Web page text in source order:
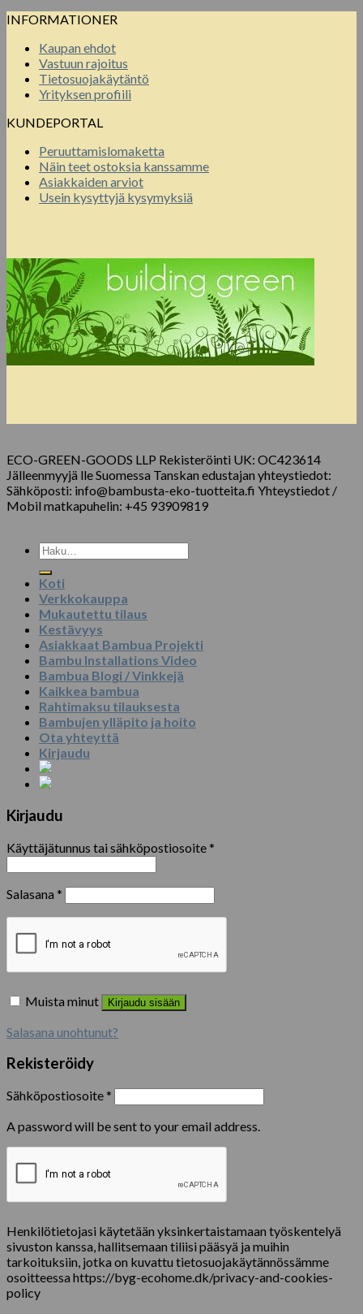
INFORMATIONER
Kaupan ehdot
Vastuun rajoitus
Tietosuojakäytäntö
Yrityksen profiili
KUNDEPORTAL
Peruuttamislomaketta
Näin teet ostoksia kanssamme
Asiakkaiden arviot
Usein kysyttyjä kysymyksiä
ECO-GREEN-GOODS LLP Rekisteröinti UK: OC423614
Jälleenmyyjä lle Suomessa Tanskan edustajan yhteystiedot:
Sähköposti: info@bambusta-eko-tuotteita.fi Yhteystiedot /
Mobil matkapuhelin: +45 93909819
Etsi:
Koti
Verkkokauppa
Mukautettu tilaus
Kestävyys
Asiakkaat Bambua Projekti
Bambu Installations Video
Bambua Blogi / Vinkkejä
Kaikkea bambua
Rahtimaksu tilauksesta
Bambujen ylläpito ja hoito
Ota yhteyttä
Kirjaudu
Kirjaudu
Käyttäjätunnus tai sähköpostiosoite*
Salasana *
Muista minut Kirjaudu sisään
Salasana unohtunut?
Rekisteröidy
Sähköpostiosoite*
A password will be sent to your email address.
Henkilötietojasi käytetään yksinkertaistamaan työskentelyä
sivuston kanssa, hallitsemaan tiliisi pääsyä ja muihin
tarkoituksiin, jotka on kuvattu tietosuojakäytännössämme
osoitteessa https://byg-ecohome.dk/privacy-and-cookies-
policy